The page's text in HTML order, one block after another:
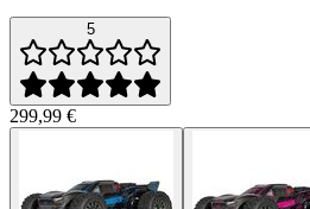
5
299,99 €